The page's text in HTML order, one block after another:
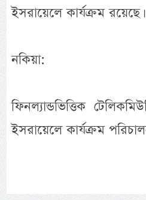
ইসরায়েলে কার্যক্রম রয়েছে।
নকিয়া:
ফিনল্যান্ডভিত্তিক
ইসরায়েলে কার্যক্রম